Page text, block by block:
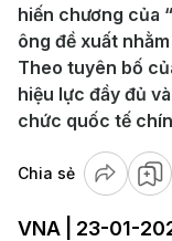
hiến chương của
ông đề xuất
Theo tuyên bố
hiệu lực đầy đủ
chức quốc tế
Chia sẻ
VNA | 23-01-